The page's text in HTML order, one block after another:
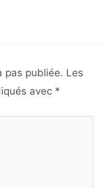
pas publiée. Les
avec *